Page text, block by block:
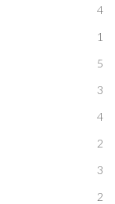
4
1
5
3
4
2
3
2